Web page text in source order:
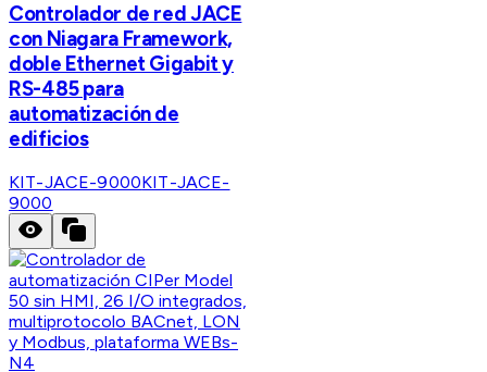
Controlador de red JACE
con Niagara Framework,
doble Ethernet Gigabit y
RS-485 para
automatización de
edificios
KIT-JACE-9000KIT-JACE-
9000